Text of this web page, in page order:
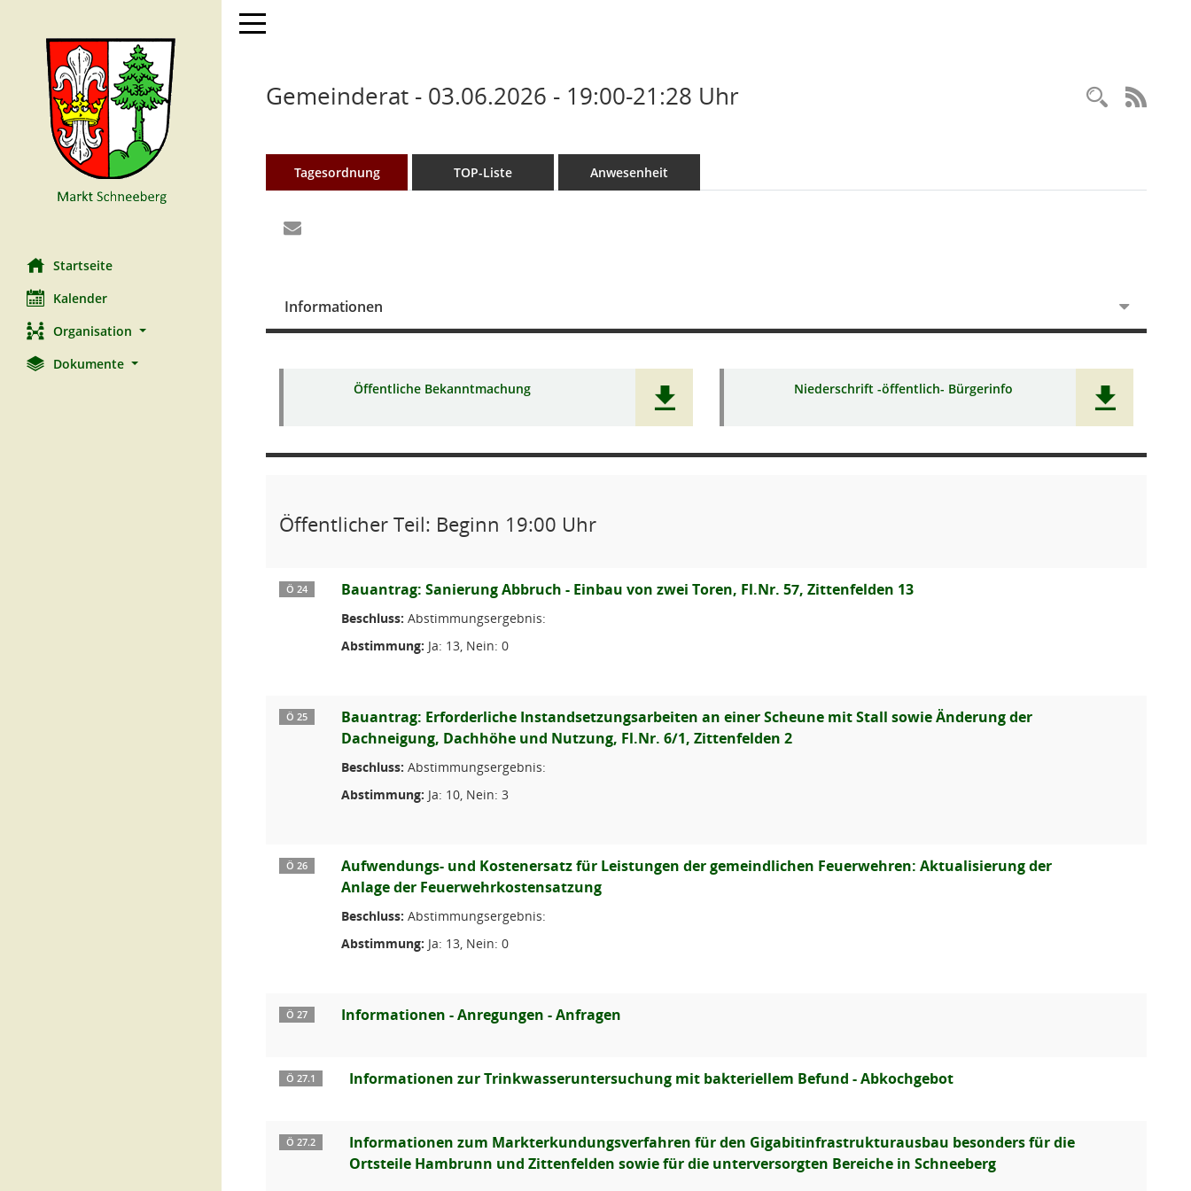
Startseite
Kalender
Organisation
Dokumente
Toggle navigation
Gemeinderat - 03.06.2026 - 19:00-21:28 Uhr
Tagesordnung TOP-Liste Anwesenheit
Informationen
Öffentliche Bekanntmachung Niederschrift -öffentlich- Bürgerinfo
Öffentlicher Teil: Beginn 19:00 Uhr
Ö 24 Bauantrag: Sanierung Abbruch - Einbau von zwei Toren, Fl.Nr. 57, Zittenfelden 13
Beschluss: Abstimmungsergebnis:
Abstimmung: Ja: 13, Nein: 0
Ö 25
Bauantrag: Erforderliche Instandsetzungsarbeiten an einer Scheune mit Stall sowie Änderung der
Dachneigung, Dachhöhe und Nutzung, Fl.Nr. 6/1, Zittenfelden 2
Beschluss: Abstimmungsergebnis:
Abstimmung: Ja: 10, Nein: 3
Ö 26
Aufwendungs- und Kostenersatz für Leistungen der gemeindlichen Feuerwehren: Aktualisierung der
Anlage der Feuerwehrkostensatzung
Beschluss: Abstimmungsergebnis:
Abstimmung: Ja: 13, Nein: 0
Ö 27 Informationen - Anregungen - Anfragen
Ö 27.1 Informationen zur Trinkwasseruntersuchung mit bakteriellem Befund - Abkochgebot
Ö 27.2
Informationen zum Markterkundungsverfahren für den Gigabitinfrastrukturausbau besonders für die
Ortsteile Hambrunn und Zittenfelden sowie für die unterversorgten Bereiche in Schneeberg